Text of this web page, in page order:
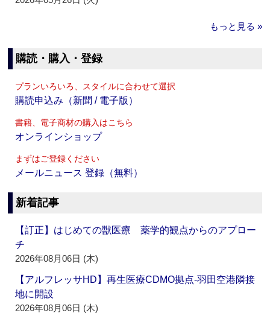
もっと見る »
購読・購入・登録
プランいろいろ、スタイルに合わせて選択
購読申込み（新聞 / 電子版）
書籍、電子商材の購入はこちら
オンラインショップ
まずはご登録ください
メールニュース 登録（無料）
新着記事
【訂正】はじめての獣医療 薬学的観点からのアプロー
チ
2026年08月06日 (木)
【アルフレッサHD】再生医療CDMO拠点‐羽田空港隣接
地に開設
2026年08月06日 (木)